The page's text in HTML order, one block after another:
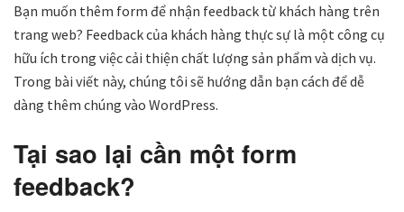
Bạn muốn thêm form để nhận feedback từ khách hàng trên
trang web? Feedback của khách hàng thực sự là một công cụ
hữu ích trong việc cải thiện chất lượng sản phẩm và dịch vụ.
Trong bài viết này, chúng tôi sẽ hướng dẫn bạn cách để dễ
dàng thêm chúng vào WordPress.
Tại sao lại cần một form
feedback?